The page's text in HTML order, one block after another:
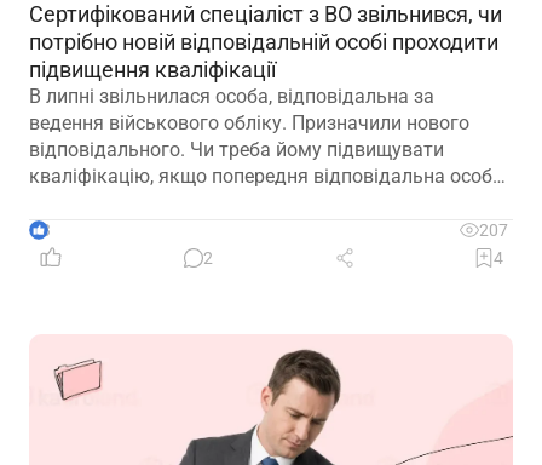
Сертифікований спеціаліст з ВО звільнився, чи
потрібно новій відповідальній особі проходити
підвищення кваліфікації
В липні звільнилася особа, відповідальна за
ведення військового обліку. Призначили нового
відповідального. Чи треба йому підвищувати
кваліфікацію, якщо попередня відповідальна особа
3
207
2
4